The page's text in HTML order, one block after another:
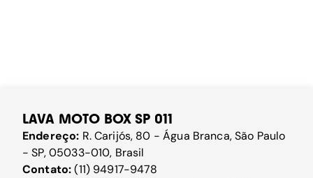
LAVA MOTO BOX SP 011
Endereço: R. Carijós, 80 - Água Branca, São Paulo
- SP, 05033-010, Brasil
Contato:(11) 94917-9478